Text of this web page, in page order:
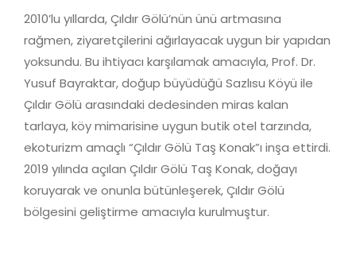
2010’lu yıllarda, Çıldır Gölü’nün ünü artmasına
rağmen, ziyaretçilerini ağırlayacak uygun bir yapıdan
yoksundu. Bu ihtiyacı karşılamak amacıyla, Prof. Dr.
Yusuf Bayraktar, doğup büyüdüğü Sazlısu Köyü ile
Çıldır Gölü arasındaki dedesinden miras kalan
tarlaya, köy mimarisine uygun butik otel tarzında,
ekoturizm amaçlı “Çıldır Gölü Taş Konak”ı inşa ettirdi.
2019 yılında açılan Çıldır Gölü Taş Konak, doğayı
koruyarak ve onunla bütünleşerek, Çıldır Gölü
bölgesini geliştirme amacıyla kurulmuştur.